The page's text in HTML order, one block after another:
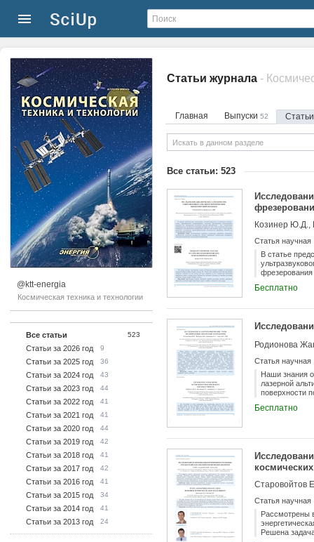
@ktt-energia
Космическая техника и технологии
Все статьи 523
Статьи за 2026 год 9
Статьи за 2025 год 36
Статьи за 2024 год 43
Статьи за 2023 год 44
Статьи за 2022 год 41
Статьи за 2021 год 41
Статьи за 2020 год 44
Статьи за 2019 год 42
Статьи за 2018 год 41
Статьи за 2017 год 42
Статьи за 2016 год 41
Статьи за 2015 год 34
Статьи за 2014 год 41
Статьи за 2013 год 24
Статьи журнала -
Главная Выпуски 52
Все статьи: 523
Козинер Ю.Д.,
Статья научная
В статье
фрезерования
повышению
Бесплатно
Статья научная
Наши знания
лазерной
поверхности
космического
русском.
выполненных
Бесплатно
Старовойтов
Статья научная
Рассмотрены
Решена